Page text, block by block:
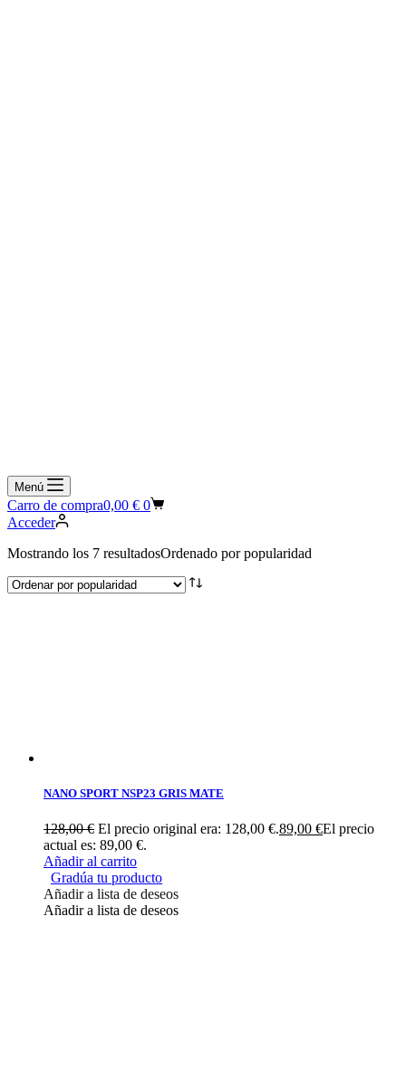
Menú
Carro de compra0,00 € 0
Acceder
Mostrando los 7 resultadosOrdenado por popularidad
NANO SPORT NSP23 GRIS MATE
128,00€ El precio original era: 128,00 €.89,00 €El precio
actual es: 89,00 €.
Añadir al carrito
Gradúa tu producto
Añadir a lista de deseos
Añadir a lista de deseos